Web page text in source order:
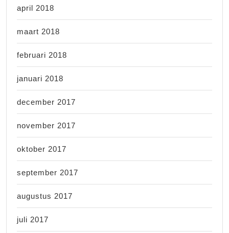
april 2018
maart 2018
februari 2018
januari 2018
december 2017
november 2017
oktober 2017
september 2017
augustus 2017
juli 2017